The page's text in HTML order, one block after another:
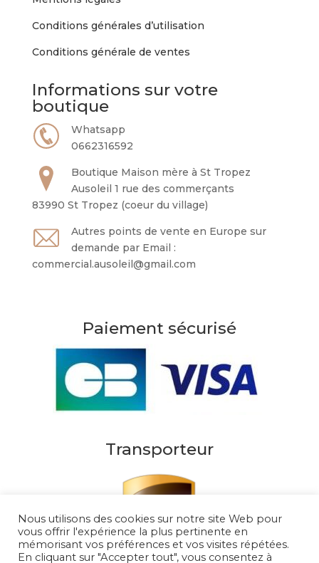
Conditions générales d’utilisation
Conditions générale de ventes
Informations sur votre
boutique
Whatsapp
0662316592
Boutique Maison mère à St Tropez
Ausoleil 1 rue des commerçants
83990 St Tropez (coeur du village)
Autres points de vente en Europe sur
demande par Email :
commercial.ausoleil@gmail.com
Paiement sécurisé
Transporteur
Nous utilisons des cookies sur notre site Web pour
vous offrir l'expérience la plus pertinente en
mémorisant vos préférences et vos visites répétées.
En cliquant sur "Accepter tout", vous consentez à